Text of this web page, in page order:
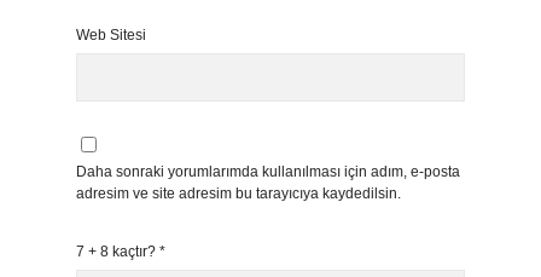
Web Sitesi
Daha sonraki yorumlarımda kullanılması için adım, e-posta
adresim ve site adresim bu tarayıcıya kaydedilsin.
7 + 8 kaçtır? *